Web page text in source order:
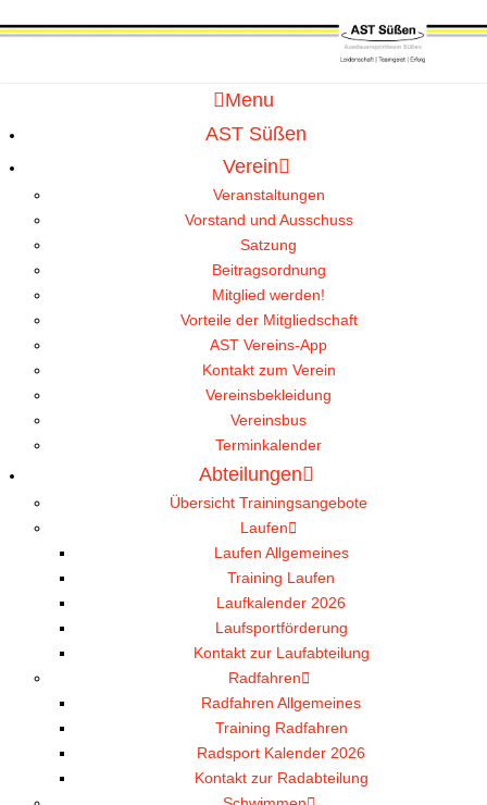
Menu
AST Süßen
Verein
Veranstaltungen
Vorstand und Ausschuss
Satzung
Beitragsordnung
Mitglied werden!
Vorteile der Mitgliedschaft
AST Vereins-App
Kontakt zum Verein
Vereinsbekleidung
Vereinsbus
Terminkalender
Abteilungen
Übersicht Trainingsangebote
Laufen
Laufen Allgemeines
Training Laufen
Laufkalender 2026
Laufsportförderung
Kontakt zur Laufabteilung
Radfahren
Radfahren Allgemeines
Training Radfahren
Radsport Kalender 2026
Kontakt zur Radabteilung